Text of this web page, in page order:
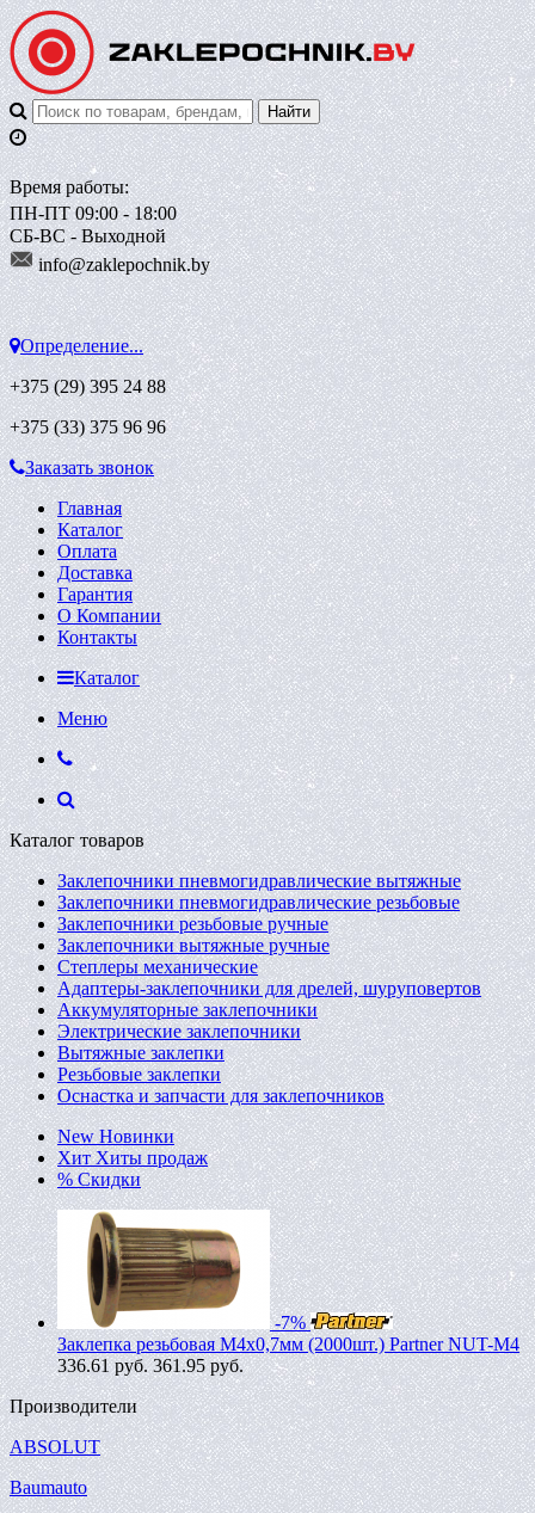
Время работы:
ПН-ПТ 09:00 - 18:00
СБ-ВС - Выходной
info@zaklepochnik.by
Определение...
+375 (29)395 24 88
+375 (33)375 96 96
Заказать звонок
Главная
Каталог
Оплата
Доставка
Гарантия
О Компании
Контакты
Каталог
Меню
Каталог товаров
Заклепочники пневмогидравлические вытяжные
Заклепочники пневмогидравлические резьбовые
Заклепочники резьбовые ручные
Заклепочники вытяжные ручные
Степлеры механические
Адаптеры-заклепочники для дрелей, шуруповертов
Аккумуляторные заклепочники
Электрические заклепочники
Вытяжные заклепки
Резьбовые заклепки
Оснастка и запчасти для заклепочников
New Новинки
Хит Хиты продаж
% Скидки
-7%
Заклепка резьбовая M4х0,7мм (2000шт.) Partner NUT-M4
336.61руб. 361.95 руб.
Производители
ABSOLUT
Baumauto